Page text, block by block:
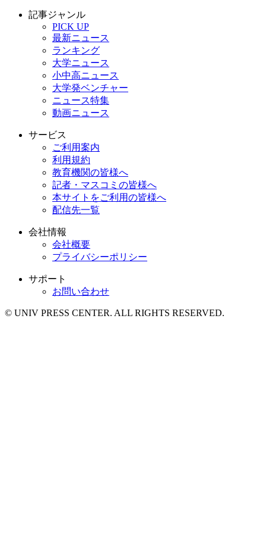
記事ジャンル
PICK UP
最新ニュース
ランキング
大学ニュース
小中高ニュース
大学発ベンチャー
ニュース特集
動画ニュース
サービス
ご利用案内
利用規約
教育機関の皆様へ
記者・マスコミの皆様へ
本サイトをご利用の皆様へ
配信先一覧
会社情報
会社概要
プライバシーポリシー
サポート
お問い合わせ
© UNIV PRESS CENTER. ALL RIGHTS RESERVED.